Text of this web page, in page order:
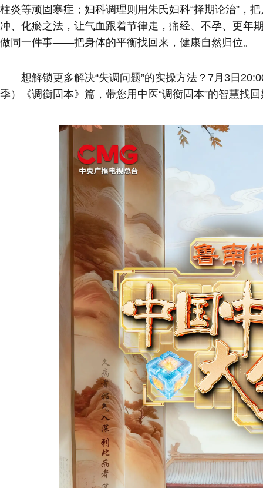
柱炎等顽固寒症；妇科调理则用朱氏妇科“择期论治”，
冲、化瘀之法，让气血跟着节律走，痛经、不孕、更年
做同一件事——把身体的平衡找回来，健康自然归位。
想解锁更多解决“失调问题”的实操方法？7月3日
季）《调衡固本》篇，带您用中医“调衡固本”的智慧找